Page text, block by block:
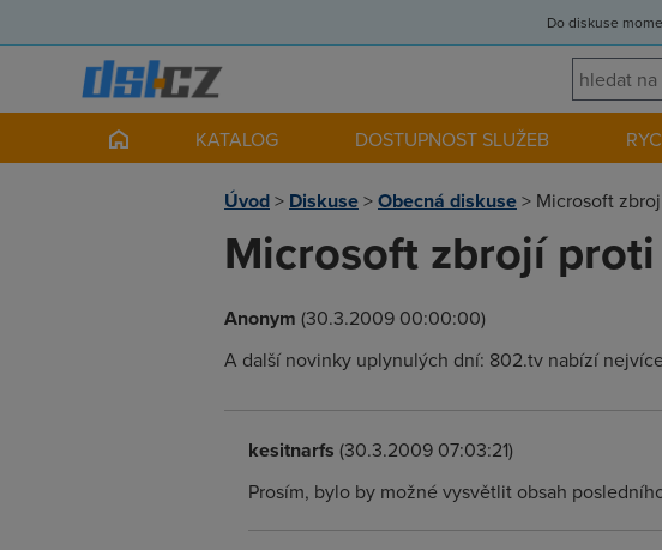
Do diskuse
KATALOG DOSTUPNOST SLUŽEB
Úvod> Diskuse>Obecná diskuse> Microsoft
Microsoft zbrojí
Anonym (30.3.2009 00:00:00)
A další novinky uplynulých dní: 802.tv nabízí
kesitnarfs (30.3.2009 07:03:21)
Prosím, bylo by možné vysvětlit obsah